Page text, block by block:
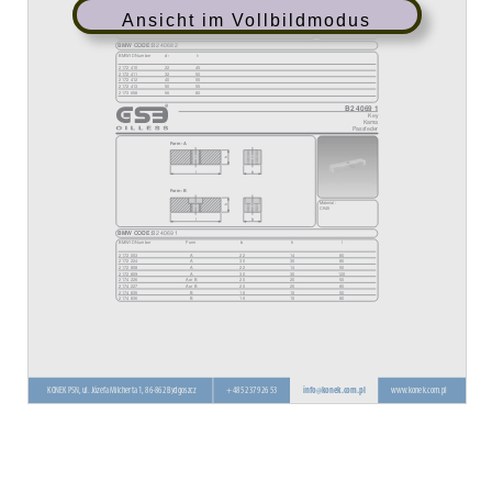
Ansicht im Vollbildmodus